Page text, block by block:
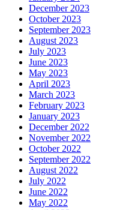
December 2023
October 2023
September 2023
August 2023
July 2023
June 2023
May 2023
April 2023
March 2023
February 2023
January 2023
December 2022
November 2022
October 2022
September 2022
August 2022
July 2022
June 2022
May 2022